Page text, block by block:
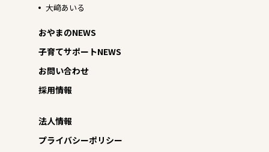
大﨑あいる
おやまのNEWS
子育てサポートNEWS
お問い合わせ
採用情報
法人情報
プライバシーポリシー